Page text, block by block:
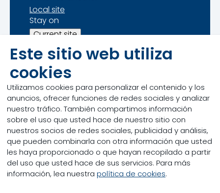
Este sitio web utiliza
cookies
Utilizamos cookies para personalizar el contenido y los
anuncios, ofrecer funciones de redes sociales y analizar
nuestro tráfico. También compartimos información
sobre el uso que usted hace de nuestro sitio con
nuestros socios de redes sociales, publicidad y análisis,
que pueden combinarla con otra información que usted
les haya proporcionado o que hayan recopilado a partir
del uso que usted hace de sus servicios. Para más
información, lea nuestra política de cookies.
Local site
Stay on
Current site
Salmonella in
piglets
The presence of
animal health and food safety. To comply with legal
and commercial standards, Salmonellacontrol
measures need to be implemented as early as
possible in the production chain.
Especially at and after weaning, piglets are very
susceptible toSalmonella contamination. A
customised, integrated approach can protect and
empower the animals againstSalmonella
colonisation and invasion and may reduce its